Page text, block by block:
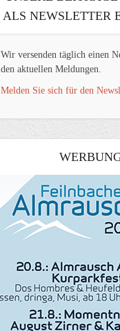
ALS NEWSLETTER
Wir versenden täglich einen
den aktuellen Meldungen.
Melden Sie sich für den